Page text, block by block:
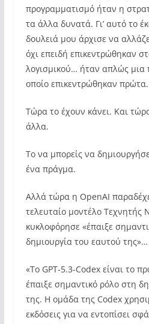
προγραμματισμό ήταν η
τα άλλα δυνατά. Γι’ αυτό το
δουλειά μου άρχισε να
όχι επειδή επικεντρώθηκαν
λογισμικού… ήταν απλώς μια
οποίο επικεντρώθηκαν πρώτα.
Τώρα το έχουν κάνει. Και
άλλα.
Το να μπορείς να
ένα πράγμα.
Αλλά τώρα η OpenAI
τελευταίο μοντέλο
κυκλοφόρησε «έπαιξε
δημιουργία του εαυτού της»…
«Το GPT-5.3-Codex είναι το
έπαιξε σημαντικό ρόλο στη
της. Η ομάδα της Codex
εκδόσεις για να εντοπίσει